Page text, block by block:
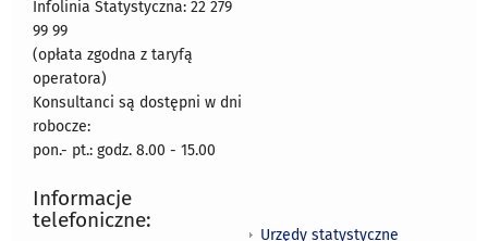
Infolinia Statystyczna: 22 279
99 99
(opłata zgodna z taryfą
operatora)
Konsultanci są dostępni w dni
robocze:
pon.- pt.: godz. 8.00 - 15.00
Informacje
telefoniczne:
Urzędy statystyczne